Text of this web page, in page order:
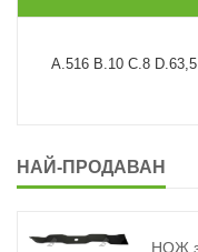
A.516 B.10 C.8 D.63,5
НАЙ-ПРОДАВАН